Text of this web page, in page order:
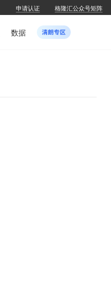
申请认证 格隆汇公众号矩阵
数据